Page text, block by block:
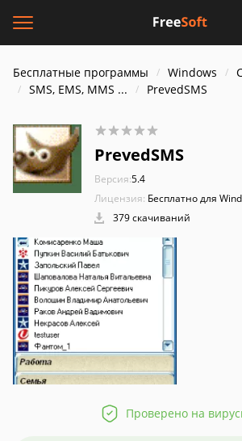
Бесплатные программы Windows
SMS, EMS, MMS ...
PrevedSMS
PrevedSMS
Версия:5.4
Лицензия: Бесплатно для
379 скачиваний
Проверено на